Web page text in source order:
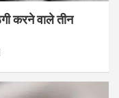
करने वाले तीन